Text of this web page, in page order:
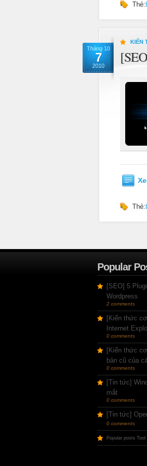
Thẻ:
Tháng 10
7
2010
KIẾN
Thẻ:
Popular
[SEO] 5
Wordpress
2 comments
[Kiến thức
Internet
0 comments
[Kiến thức
bản cũ của
0 comments
[Tin tức]
mắt
0 comments
[Tin tức]
0 comments
Popular posts Tool